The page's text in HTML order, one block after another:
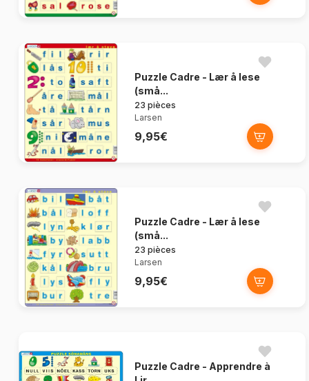
Puzzle Cadre - Lær å lese
(små...
23 pièces
Larsen
9,95€
Puzzle Cadre - Lær å lese
(små...
23 pièces
Larsen
9,95€
Puzzle Cadre - Apprendre à